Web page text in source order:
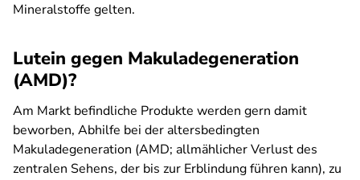
Mineralstoffe gelten.
Lutein gegen Makuladegeneration
(AMD)?
Am Markt befindliche Produkte werden gern damit
beworben, Abhilfe bei der altersbedingten
Makuladegeneration (AMD; allmählicher Verlust des
zentralen Sehens, der bis zur Erblindung führen kann), zu